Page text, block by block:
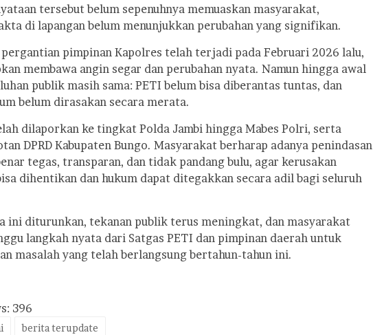
tersebut belum sepenuhnya memuaskan masyarakat,
di lapangan belum menunjukkan perubahan yang signifikan.
pergantian pimpinan Kapolres telah terjadi pada Februari 2026 lalu,
membawa angin segar dan perubahan nyata. Namun hingga awal
publik masih sama: PETI belum bisa diberantas tuntas, dan
belum dirasakan secara merata.
dilaporkan ke tingkat Polda Jambi hingga Mabes Polri, serta
DPRD Kabupaten Bungo. Masyarakat berharap adanya penindasan
tegas, transparan, dan tidak pandang bulu, agar kerusakan
dihentikan dan hukum dapat ditegakkan secara adil bagi seluruh
ini diturunkan, tekanan publik terus meningkat, dan masyarakat
langkah nyata dari Satgas PETI dan pimpinan daerah untuk
masalah yang telah berlangsung bertahun-tahun ini.
396
berita terupdate